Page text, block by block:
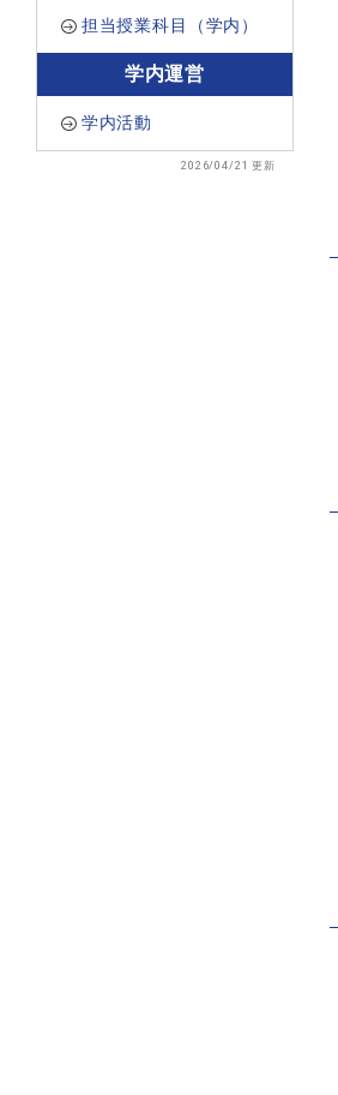
担当授業科目（学内）
学内運営
学内活動
2026/04/21 更新